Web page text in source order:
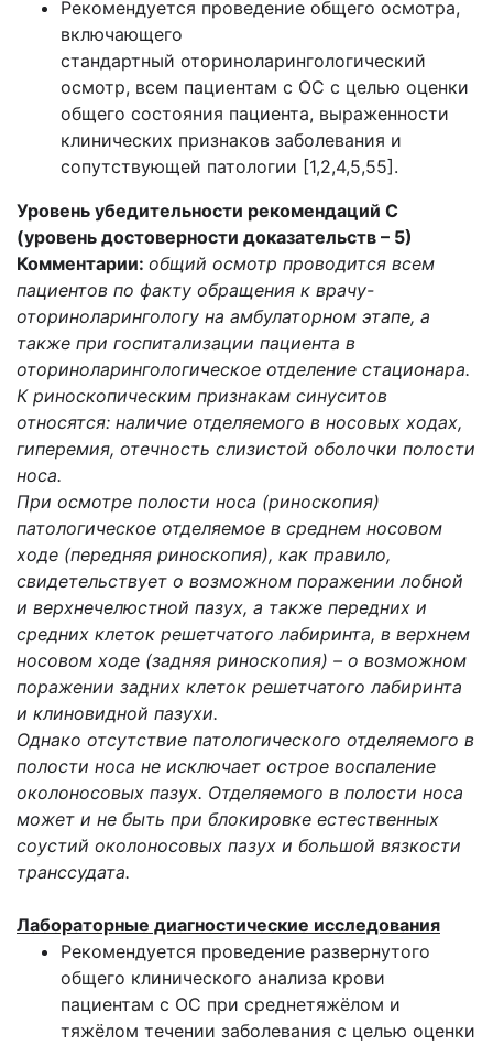
Рекомендуется проведение общего осмотра,
включающего
стандартный оториноларингологический
осмотр, всем пациентам с ОС с целью оценки
общего состояния пациента, выраженности
клинических признаков заболевания и
сопутствующей патологии [1,2,4,5,55].
Уровень убедительности рекомендаций С
(уровень достоверности доказательств – 5)
Комментарии: общий осмотр проводится всем
пациентов по факту обращения к врачу-
оториноларингологу на амбулаторном этапе, а
также при госпитализации пациента в
оториноларингологическое отделение стационара.
К риноскопическим признакам синуситов
относятся: наличие отделяемого в носовых ходах,
гиперемия, отечность слизистой оболочки полости
носа.
При осмотре полости носа (риноскопия)
патологическое отделяемое в среднем носовом
ходе (передняя риноскопия), как правило,
свидетельствует о возможном поражении лобной
и верхнечелюстной пазух, а также передних и
средних клеток решетчатого лабиринта, в верхнем
носовом ходе (задняя риноскопия) – о возможном
поражении задних клеток решетчатого лабиринта
и клиновидной пазухи.
Однако отсутствие патологического отделяемого в
полости носа не исключает острое воспаление
околоносовых пазух. Отделяемого в полости носа
может и не быть при блокировке естественных
соустий околоносовых пазух и большой вязкости
транссудата.
Лабораторные диагностические исследования
Рекомендуется проведение развернутого
общего клинического анализа крови
пациентам с ОС при среднетяжёлом и
тяжёлом течении заболевания с целью оценки